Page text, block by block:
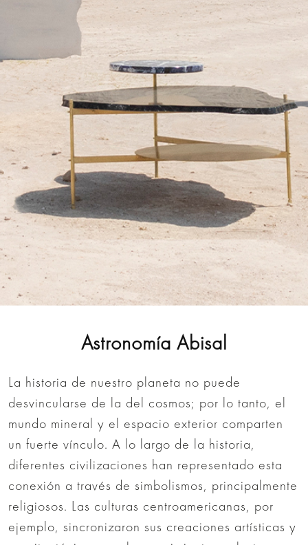
Astronomía Abisal
La historia de nuestro planeta no puede
desvincularse de la del cosmos; por lo tanto, el
mundo mineral y el espacio exterior comparten
un fuerte vínculo. A lo largo de la historia,
diferentes civilizaciones han representado esta
conexión a través de simbolismos, principalmente
religiosos. Las culturas centroamericanas, por
ejemplo, sincronizaron sus creaciones artísticas y